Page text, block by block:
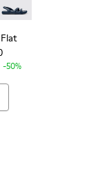
러 샌들
그린 컬러 합성소
Flat - K100957-
Kobarah Flat -
-50%